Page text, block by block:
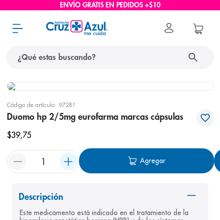
ENVÍO GRATIS EN PEDIDOS +$10
Código de artículo: 97281
Duomo hp 2/5mg eurofarma marcas cápsulas
$39,75
Agregar
Descripción
Este medicamento está indicado en el tratamiento de la
términos más buscados
protector solar
6. shampoo
7. bioderma